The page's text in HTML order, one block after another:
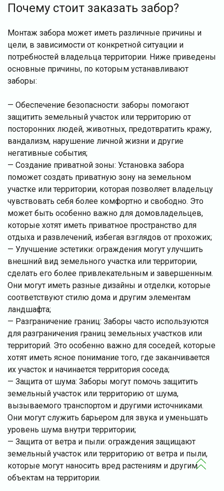
Почему стоит заказать забор?
Монтаж забора может иметь различные причины и
цели, в зависимости от конкретной ситуации и
потребностей владельца территории. Ниже приведены
основные причины, по которым устанавливают
заборы:
— Обеспечение безопасности: заборы помогают
защитить земельный участок или территорию от
посторонних людей, животных, предотвратить кражу,
вандализм, нарушение личной жизни и другие
негативные события;
— Создание приватной зоны: Установка забора
поможет создать приватную зону на земельном
участке или территории, которая позволяет владельцу
чувствовать себя более комфортно и свободно. Это
может быть особенно важно для домовладельцев,
которые хотят иметь приватное пространство для
отдыха и развлечений, избегая взглядов от прохожих;
— Улучшение эстетики: ограждения могут улучшить
внешний вид земельного участка или территории,
сделать его более привлекательным и завершенным.
Они могут иметь разные дизайны и отделки, которые
соответствуют стилю дома и другим элементам
ландшафта;
— Разграничение границ: Заборы часто используются
для разграничения границ земельных участков или
территорий. Это особенно важно для соседей, которые
хотят иметь ясное понимание того, где заканчивается
их участок и начинается территория соседа;
— Защита от шума: Заборы могут помочь защитить
земельный участок или территорию от шума,
вызываемого транспортом и другими источниками.
Они могут служить барьером для звука и уменьшать
уровень шума внутри территории;
— Защита от ветра и пыли: ограждения защищают
земельный участок или территорию от ветра и пыли,
которые могут наносить вред растениям и другим
объектам на территории.